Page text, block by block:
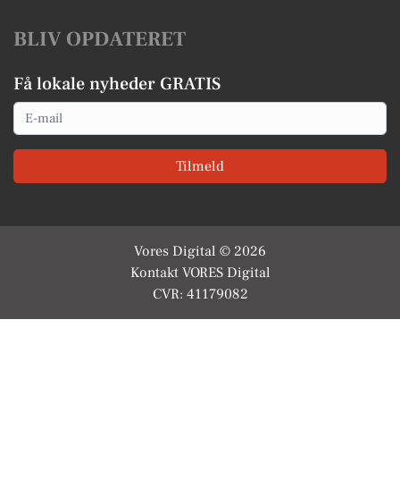
BLIV OPDATERET
Få lokale nyheder GRATIS
Email
Tilmeld
Vores Digital © 2026
Kontakt VORES Digital
CVR: 41179082